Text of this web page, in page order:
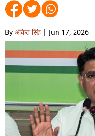
By अंकित सिंह | Jun 17, 2026